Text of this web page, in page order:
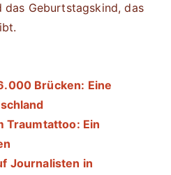
das Geburtstagskind, das
Brücken: Eine
Traumtattoo: Ein
Journalisten in